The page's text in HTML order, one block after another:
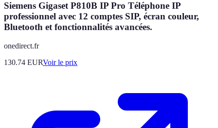
Siemens Gigaset P810B IP Pro Téléphone IP
professionnel avec 12 comptes SIP, écran couleur,
Bluetooth et fonctionnalités avancées.
onedirect.fr
130.74 EURVoir le prix